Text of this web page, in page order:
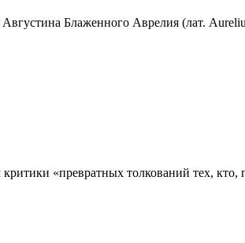
Блаженного Аврелия (лат.
«превратных толкований тех, кто,